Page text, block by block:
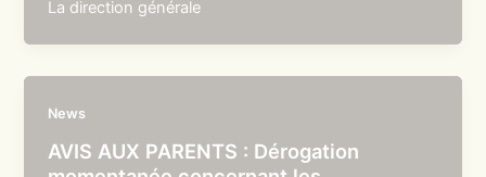
La direction générale
News
AVIS AUX PARENTS : Dérogation